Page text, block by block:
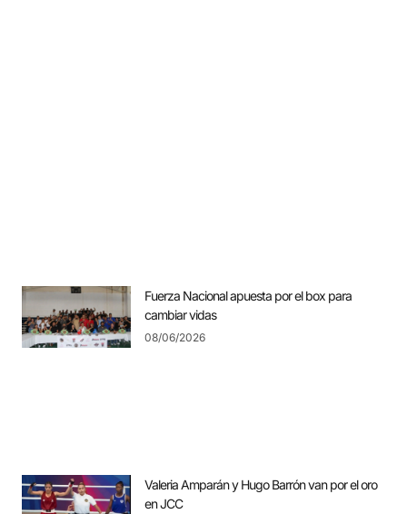
Fuerza Nacional apuesta por el box para
cambiar vidas
08/06/2026
Valeria Amparán y Hugo Barrón van por el oro
en JCC